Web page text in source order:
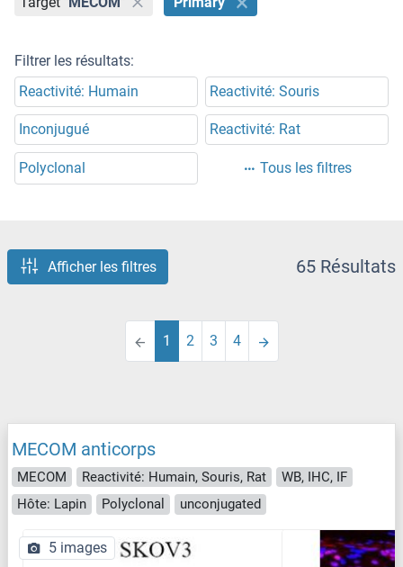
Filtrer les résultats:
Reactivité: Humain
Reactivité: Souris
Inconjugué Reactivité: Rat
Polyclonal Tous les filtres
Afficher les filtres 65 Résultats
1 2 3 4
MECOM anticorps
MECOM Reactivité: Humain, Souris, Rat
WB, IHC, IF
Hôte: Lapin
Polyclonal unconjugated
5 images